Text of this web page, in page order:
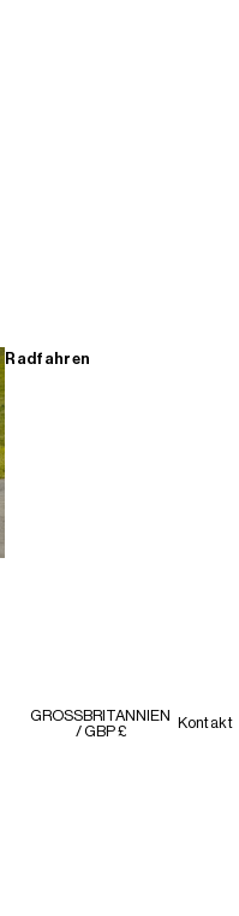
Radfahren
GROSSBRITANNIEN
/ GBP £
Kontakt